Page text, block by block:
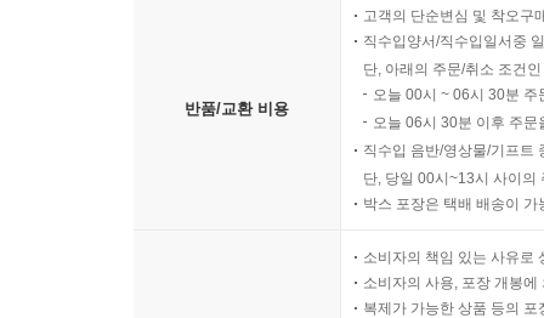
반품/교환 비용
고객의 단순변심 및 착오구
직수입양서/직수입일서중
단, 아래의 주문/취소 조건
오늘 00시 ~ 06시 30분
오늘 06시 30분 이후 주
직수입 음반/영상물/기프트
단, 당일 00시~13시 사이의
박스 포장은 택배 배송이
소비자의 책임 있는 사유로
소비자의 사용, 포장 개봉
복제가 가능한 상품 등의